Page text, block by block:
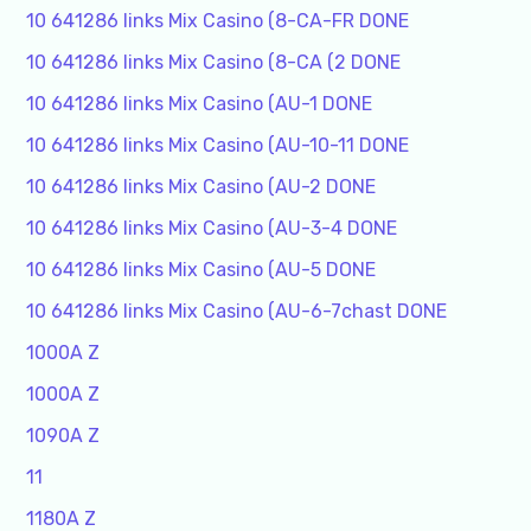
10 641286 links Mix Casino (8-CA-FR DONE
10 641286 links Mix Casino (8-CA (2 DONE
10 641286 links Mix Casino (AU-1 DONE
10 641286 links Mix Casino (AU-10-11 DONE
10 641286 links Mix Casino (AU-2 DONE
10 641286 links Mix Casino (AU-3-4 DONE
10 641286 links Mix Casino (AU-5 DONE
10 641286 links Mix Casino (AU-6-7chast DONE
1000A Z
1000A Z
1090A Z
11
1180A Z